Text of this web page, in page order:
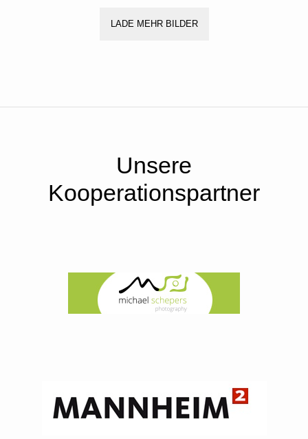
LADE MEHR BILDER
Unsere
Kooperationspartner